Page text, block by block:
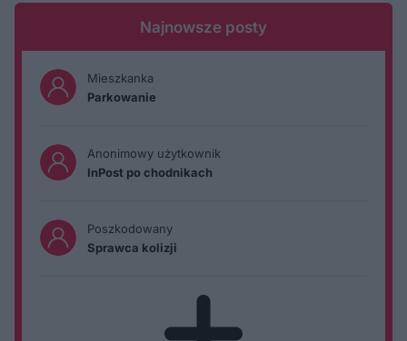
Najnowsze posty
Mieszkanka
Parkowanie
Anonimowy użytkownik
InPost po chodnikach
Poszkodowany
Sprawca kolizji